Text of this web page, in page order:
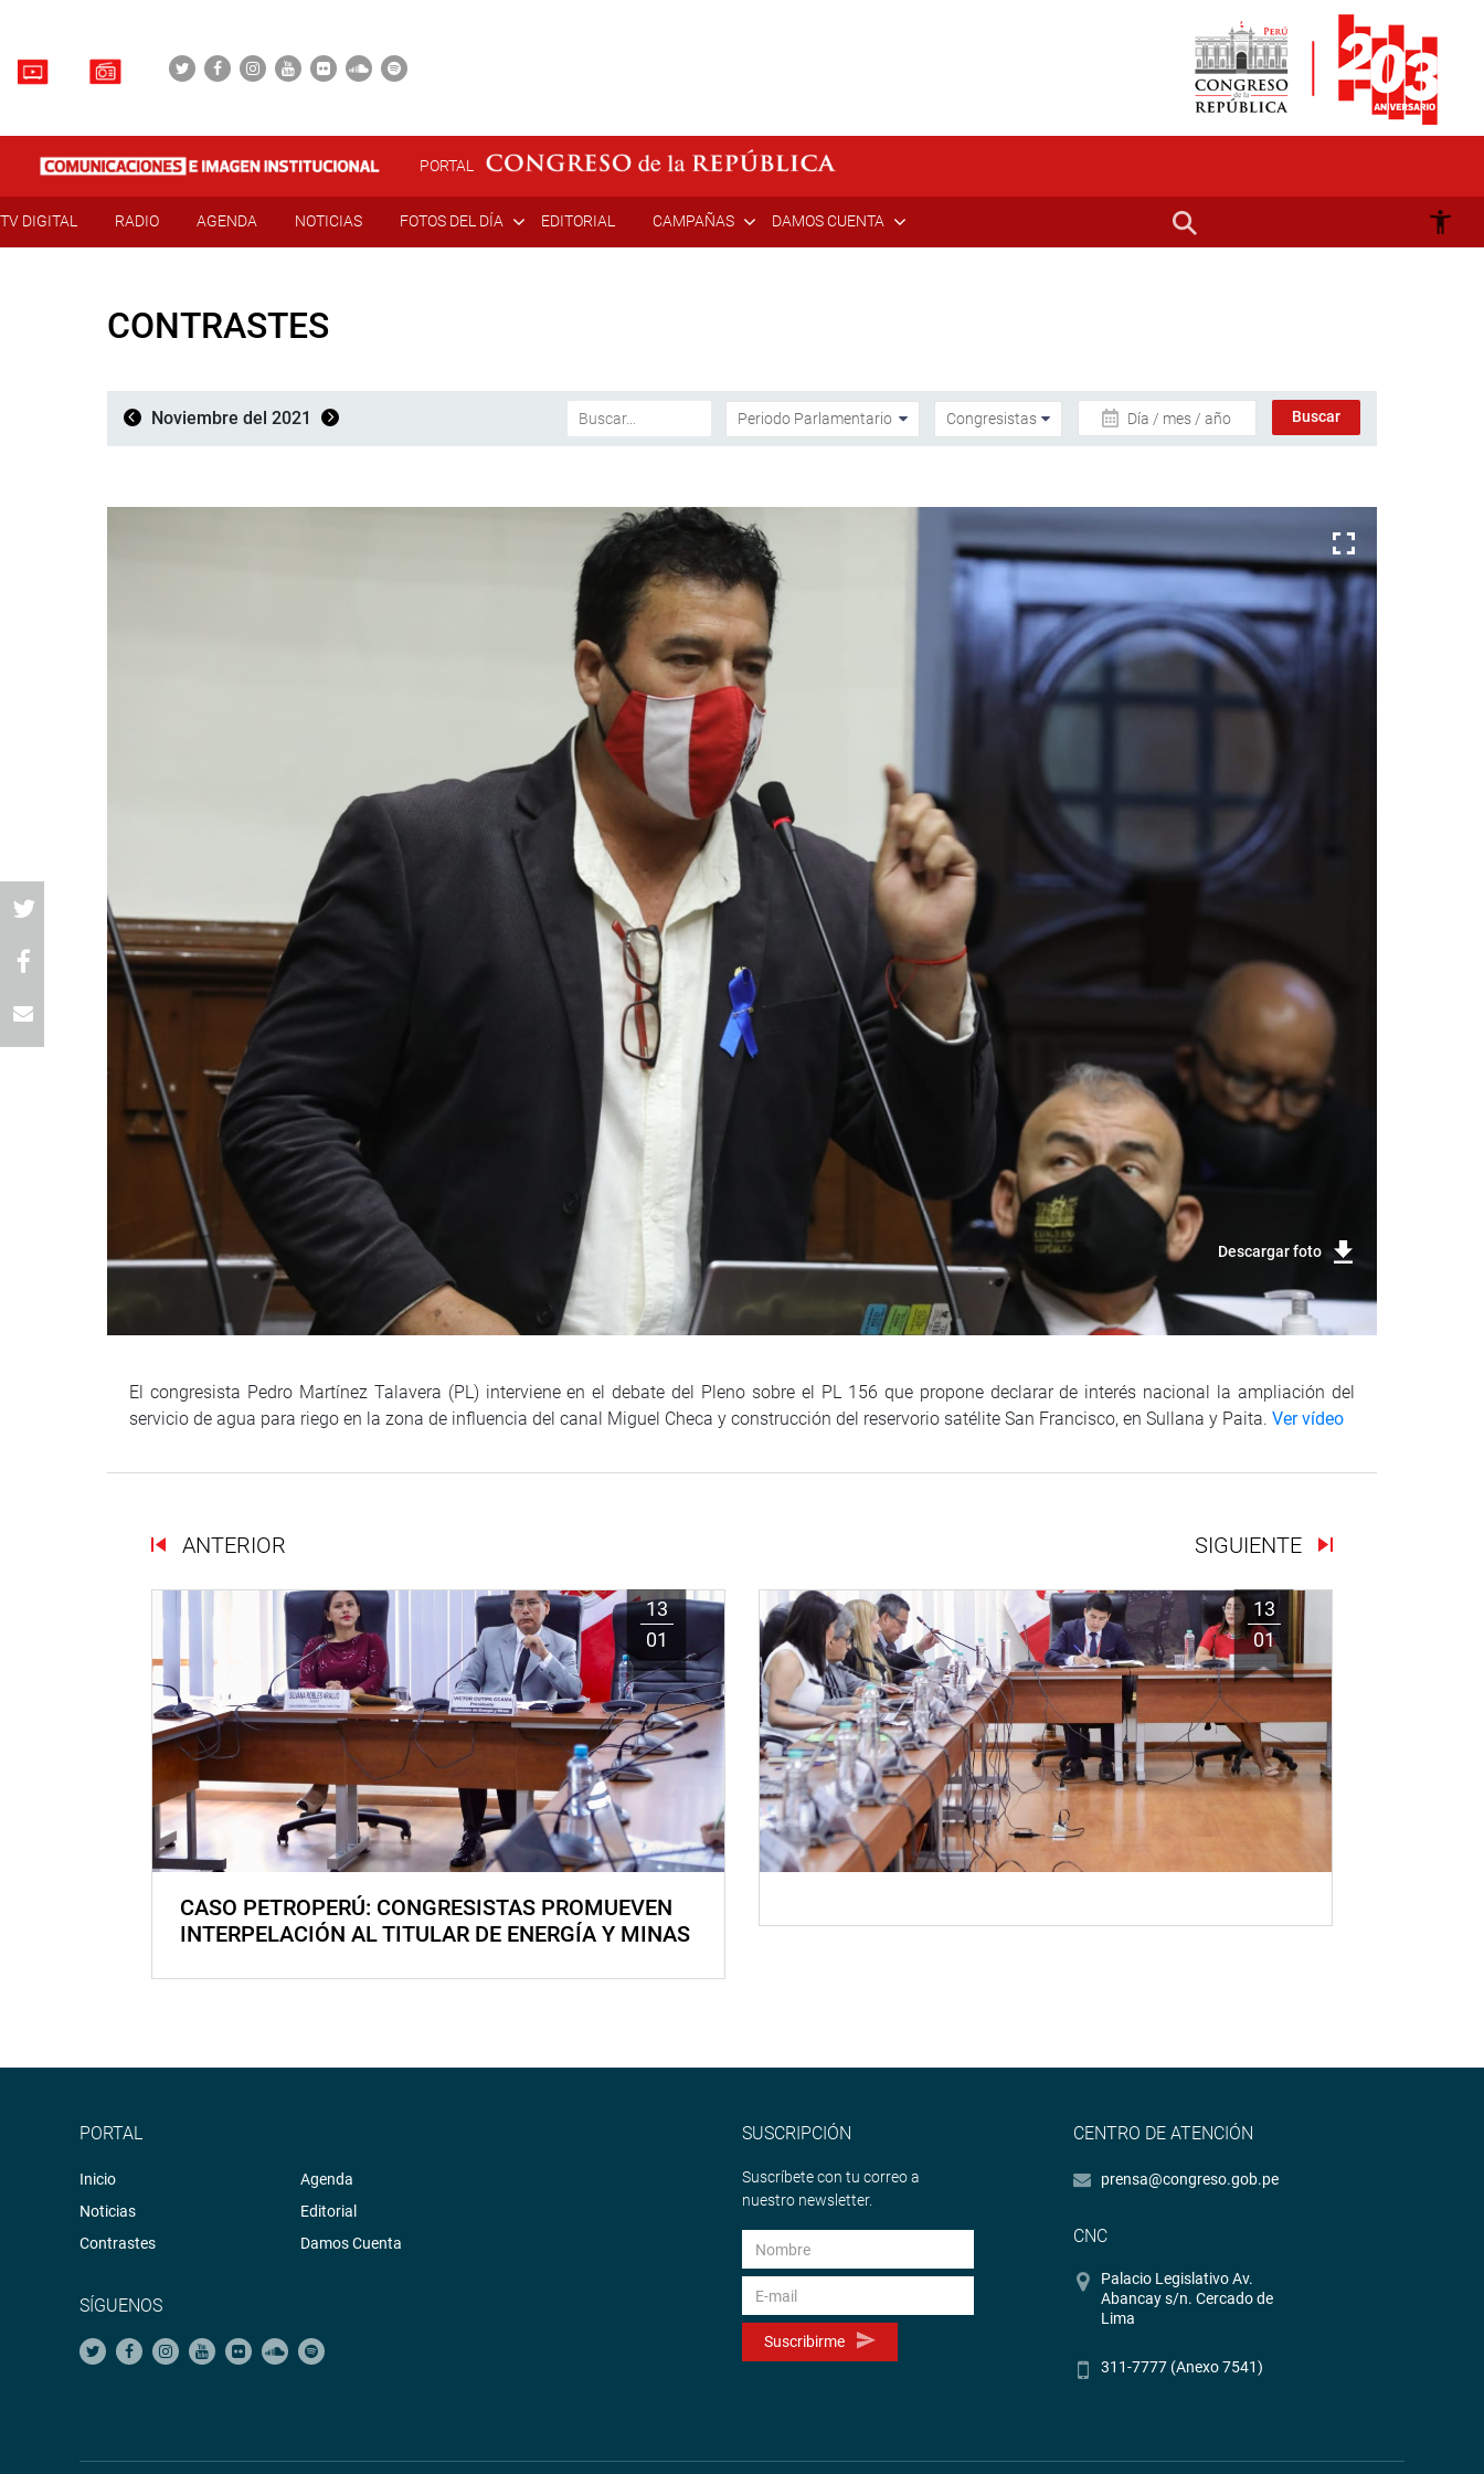
PORTAL
TV DIGITAL RADIO AGENDA NOTICIAS FOTOS DEL DÍA EDITORIAL CAMPAÑAS DAMOS CUENTA
CONTRASTES
Noviembre del 2021 Día / mes / año
Descargar foto
El congresista Pedro Martínez Talavera (PL) interviene en el debate del Pleno sobre el PL 156 que propone declarar de interés nacional la ampliación del
servicio de agua para riego en la zona de influencia del canal Miguel Checa y construcción del reservorio satélite San Francisco, en Sullana y Paita. Ver vídeo
ANTERIOR SIGUIENTE
13
01
CASO PETROPERÚ: CONGRESISTAS PROMUEVEN
INTERPELACIÓN AL TITULAR DE ENERGÍA Y MINAS
13
01
PORTAL
Inicio
Noticias
Contrastes
Agenda
Editorial
Damos Cuenta
SÍGUENOS
SUSCRIPCIÓN
Suscríbete con tu correo a
nuestro newsletter.
Suscribirme
CENTRO DE ATENCIÓN
prensa@congreso.gob.pe
CNC
Palacio Legislativo Av.
Abancay s/n. Cercado de
Lima
311-7777 (Anexo 7541)